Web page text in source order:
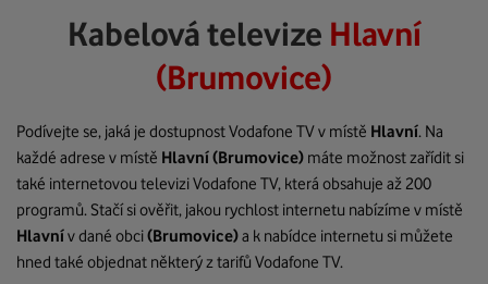
Kabelová televize Hlavní
(Brumovice)
Podívejte se, jaká je dostupnost Vodafone TV v místě Hlavní. Na
každé adrese v místě Hlavní(Brumovice) máte možnost zařídit si
také internetovou televizi Vodafone TV, která obsahuje až 200
programů. Stačí si ověřit, jakou rychlost internetu nabízíme v místě
Hlavnív dané obci(Brumovice)a k nabídce internetu si můžete
hned také objednat některý z tarifů Vodafone TV.